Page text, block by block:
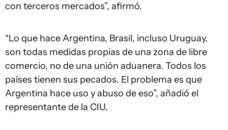
con terceros mercados”, afirmó.
“Lo que hace Argentina, Brasil, incluso Uruguay,
son todas medidas propias de una zona de libre
comercio, no de una unión aduanera. Todos los
países tienen sus pecados. El problema es que
Argentina hace uso y abuso de eso”, añadió el
representante de la CIU.